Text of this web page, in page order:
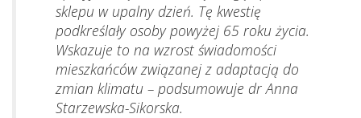
sklepu w upalny dzień. Tę kwestię
podkreślały osoby powyżej 65 roku życia.
Wskazuje to na wzrost świadomości
mieszkańców związanej z adaptacją do
zmian klimatu – podsumowuje dr Anna
Starzewska-Sikorska.